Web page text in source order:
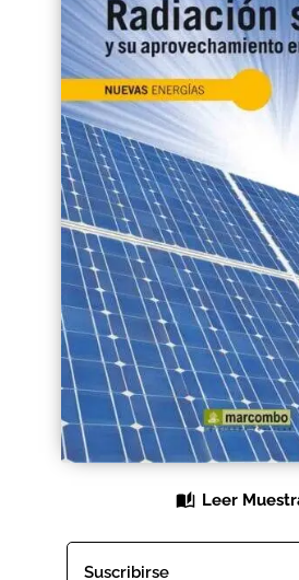
Artículos del blog
AVISO LEGAL
Black Friday 2025
Categorías
Checkout
CONDICIONES DE COMPRA
Contacto
Contenido gratuito
Distribuidores
Leer
Suscribirse